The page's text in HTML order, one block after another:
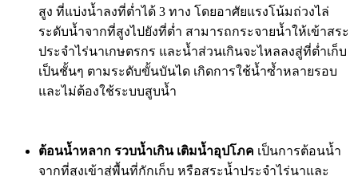
สูง ที่แบ่งน้ำลงที่ต่ำได้ 3 ทาง โดยอาศัยแรงโน้มถ่วงไล่
ระดับน้ำจากที่สูงไปยังที่ต่ำ สามารถกระจายน้ำให้เข้าสระ
ประจำไร่นาเกษตรกร และน้ำส่วนเกินจะไหลลงสู่ที่ต่ำเก็บ
เป็นชั้นๆ ตามระดับขั้นบันได เกิดการใช้น้ำซ้ำหลายรอบ
และไม่ต้องใช้ระบบสูบน้ำ
ต้อนน้ำหลาก รวบน้ำเกิน เติมน้ำอุปโภค เป็นการต้อนน้ำ
จากที่สูงเข้าสู่พื้นที่กักเก็บ หรือสระน้ำประจำไร่นาและ